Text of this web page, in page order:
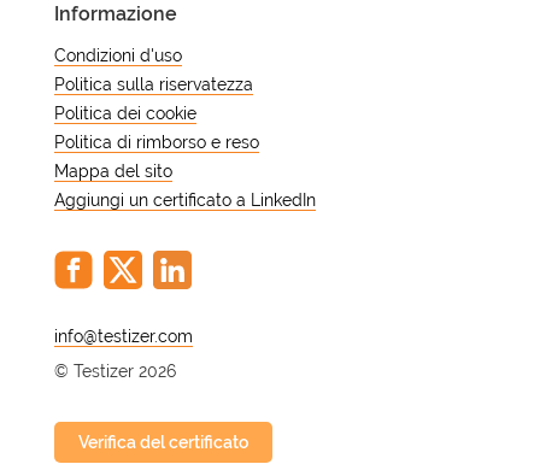
Informazione
Condizioni d'uso
Politica sulla riservatezza
Politica dei cookie
Politica di rimborso e reso
Mappa del sito
Aggiungi un certificato a LinkedIn
@
© Testizer 2026
Verifica del certificato